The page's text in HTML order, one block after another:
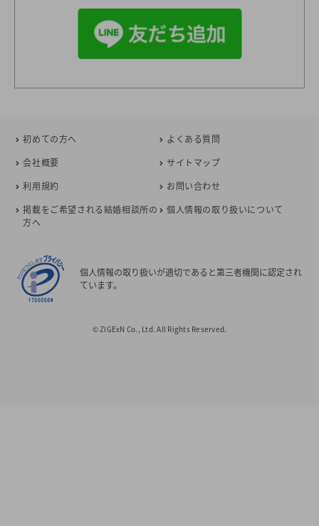
初めての方へ
よくある質問
会社概要
サイトマップ
利用規約
お問い合わせ
掲載をご希望される結婚相談所の
方へ
個人情報の取り扱いについて
個人情報の取り扱いが適切であると第三者機関に認定され
ています。
© ZIGExN Co., Ltd. All Rights Reserved.